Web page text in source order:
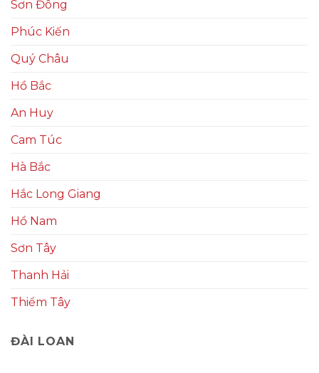
Sơn Đông
Phúc Kiến
Quý Châu
Hồ Bắc
An Huy
Cam Túc
Hà Bắc
Hắc Long Giang
Hồ Nam
Sơn Tây
Thanh Hải
Thiểm Tây
ĐÀI LOAN